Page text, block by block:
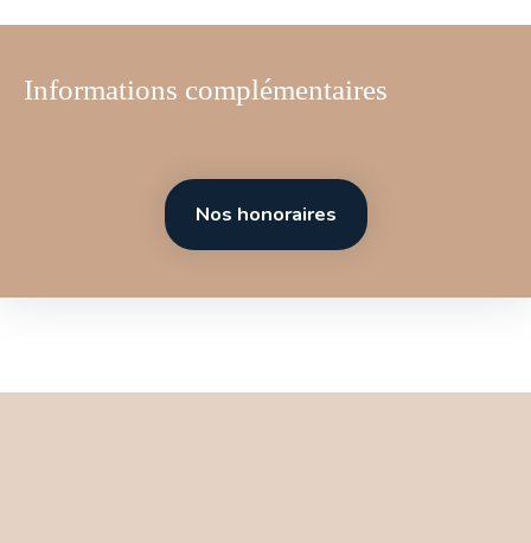
Informations complémentaires
Nos honoraires